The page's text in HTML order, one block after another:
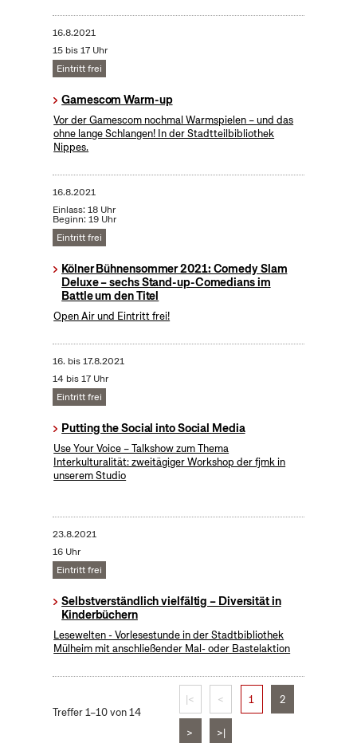
16.8.2021
15 bis 17 Uhr
Eintritt frei
Gamescom Warm-up
Vor der Gamescom nochmal Warmspielen – und das
ohne lange Schlangen! In der Stadtteilbibliothek
Nippes.
16.8.2021
Einlass: 18 Uhr
Beginn: 19 Uhr
Eintritt frei
Kölner Bühnensommer 2021: Comedy Slam
Deluxe – sechs Stand-up-Comedians im
Battle um den Titel
Open Air und Eintritt frei!
16. bis17.8.2021
14 bis 17 Uhr
Eintritt frei
Putting the Social into Social Media
​Use Your Voice – Talkshow zum Thema
Interkulturalität: zweitägiger Workshop der fjmk in
unserem Studio
23.8.2021
16 Uhr
Eintritt frei
Selbstverständlich vielfältig – Diversität in
Kinderbüchern
Lesewelten - Vorlesestunde in der Stadtbibliothek
Mülheim mit anschließender Mal- oder Bastelaktion
Treffer 1–10 von 14
|< < 1 2
> >|